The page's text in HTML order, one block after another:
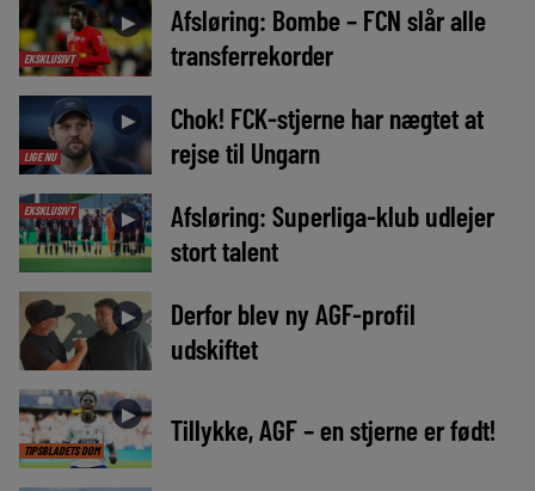
EKSKLUSIVT
►
Afsløring: Bombe – FCN slår alle
transferrekorder
LIGE NU
►
Chok! FCK-stjerne har nægtet at
rejse til Ungarn
EKSKLUSIVT ►
Afsløring: Superliga-klub udlejer
stort talent
►
Derfor blev ny AGF-profil
udskiftet
TIPSBLADETS DOM
► Tillykke, AGF – en stjerne er født!